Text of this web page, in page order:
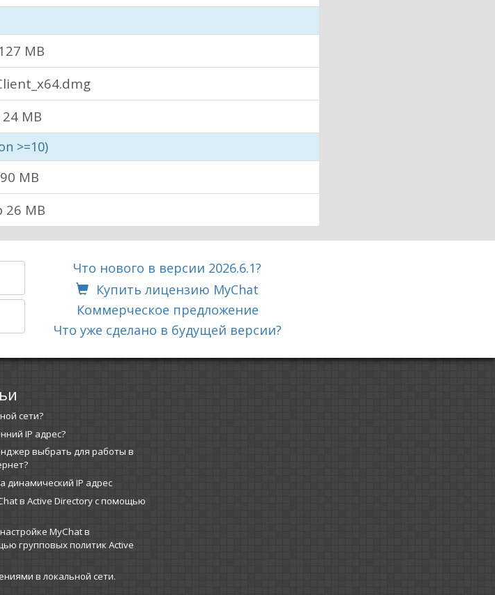
MB
24 MB
>=10)
90 MB
26 MB
Что нового в версии 2026.6.1?
Купить лицензию MyChat
Коммерческое предложение
Что уже сделано в будущей версии?
сети?
IP адрес?
выбрать для работы в
динамический IP адрес
в Active Directory с помощью
MyChat в
групповых политик Active
в локальной сети.